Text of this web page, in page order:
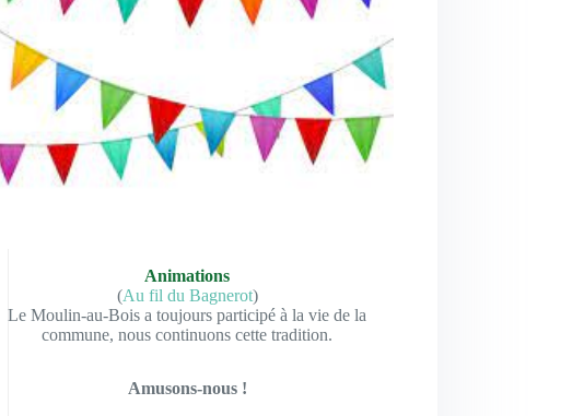
Animations
(Au fil du Bagnerot)
Le Moulin-au-Bois a toujours participé à la vie de la
commune, nous continuons cette tradition.
Amusons-nous !